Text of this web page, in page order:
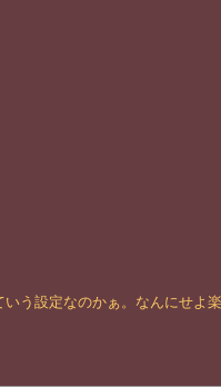
う設定なのかぁ。なんにせよ